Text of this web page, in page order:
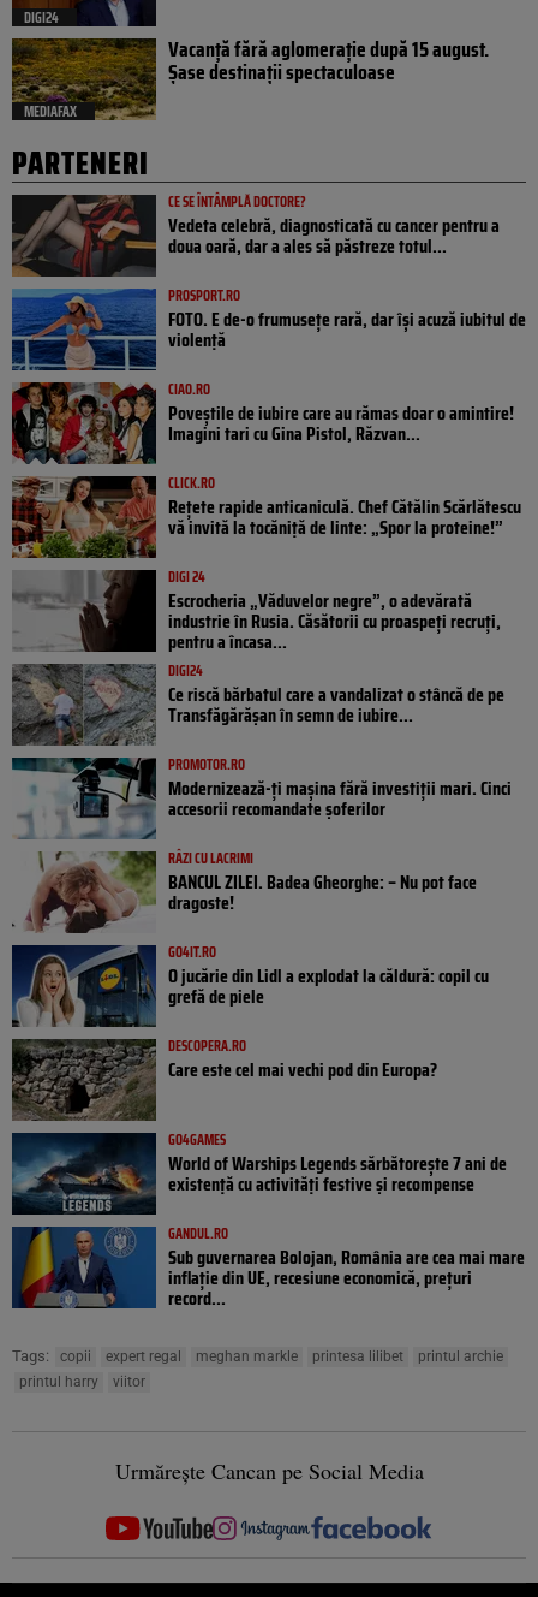
DIGI24
MEDIAFAX
Vacanță fără aglomerație după 15 august.
Șase destinații spectaculoase
PARTENERI
CE SE ÎNTÂMPLĂ DOCTORE?
Vedeta celebră, diagnosticată cu cancer pentru a
doua oară, dar a ales să păstreze totul...
PROSPORT.RO
FOTO. E de-o frumusețe rară, dar își acuză iubitul de
violență
CIAO.RO
Poveştile de iubire care au rămas doar o amintire!
Imagini tari cu Gina Pistol, Răzvan...
CLICK.RO
Rețete rapide anticaniculă. Chef Cătălin Scărlătescu
vă invită la tocăniță de linte: „Spor la proteine!”
DIGI 24
Escrocheria „Văduvelor negre”, o adevărată
industrie în Rusia. Căsătorii cu proaspeți recruți,
pentru a încasa...
DIGI24
Ce riscă bărbatul care a vandalizat o stâncă de pe
Transfăgărășan în semn de iubire...
PROMOTOR.RO
Modernizează-ți mașina fără investiții mari. Cinci
accesorii recomandate șoferilor
RÂZI CU LACRIMI
BANCUL ZILEI. Badea Gheorghe: – Nu pot face
dragoste!
GO4IT.RO
O jucărie din Lidl a explodat la căldură: copil cu
grefă de piele
DESCOPERA.RO
Care este cel mai vechi pod din Europa?
GO4GAMES
World of Warships Legends sărbătorește 7 ani de
existență cu activități festive și recompense
GANDUL.RO
Sub guvernarea Bolojan, România are cea mai mare
inflație din UE, recesiune economică, prețuri
record...
Tags: copii expert regal meghan markle printesa lilibet
printul archie
printul harry
viitor
Urmărește Cancan pe Social Media